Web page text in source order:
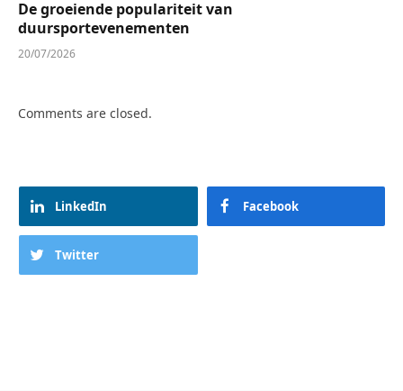
De groeiende populariteit van
duursportevenementen
20/07/2026
Comments are closed.
LinkedIn Facebook
Twitter